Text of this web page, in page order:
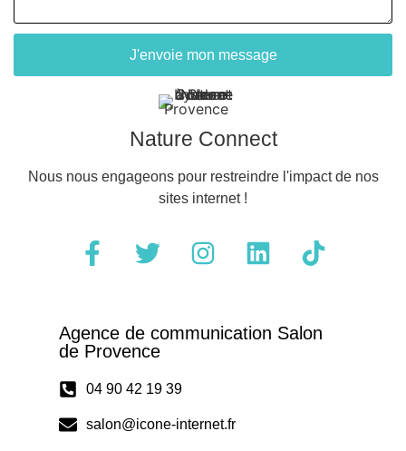
J'envoie mon message
Nature Connect
Nous nous engageons pour restreindre l'impact de nos
sites internet !
Agence de communication Salon
de Provence
04 90 42 19 39
salon@icone-internet.fr